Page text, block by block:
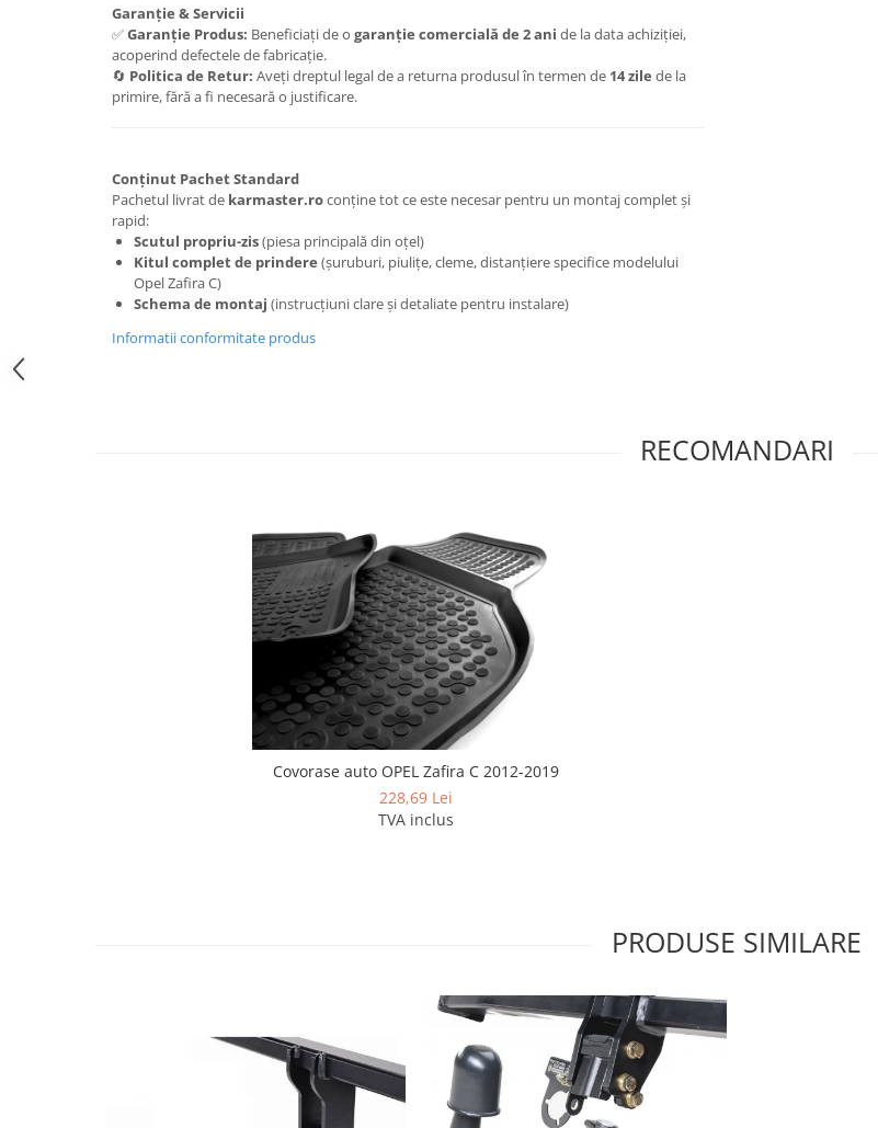
Carlige Omoda
Carlige Peugeot
Carlige Porsche
Carlige Renault
Carlige Suzuki
Garanție & Servicii
✅Garanție Produs: Beneficiați de o garanție comercială de 2 ani de la data achiziției,
acoperind defectele de fabricație.
🔄 Politica de Retur: Aveți dreptul legal de a returna produsul în termen de 14 zile de la
primire, fără a fi necesară o justificare.
Conținut Pachet Standard
Pachetul livrat de karmaster.roconține tot ce este necesar pentru un montaj complet și
rapid:
Scutul propriu-zis(piesa principală din oțel)
Kitul complet de prindere (șuruburi, piulițe, cleme, distanțiere specifice modelului
Opel Zafira C)
Schema de montaj (instrucțiuni clare și detaliate pentru instalare)
Informatii conformitate produs
RECOMANDARI
Covorase auto OPEL Zafira C 2012-2019
228,69 Lei
TVA inclus
PRODUSE SIMILARE